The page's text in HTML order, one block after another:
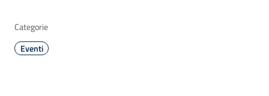
Categorie
Eventi